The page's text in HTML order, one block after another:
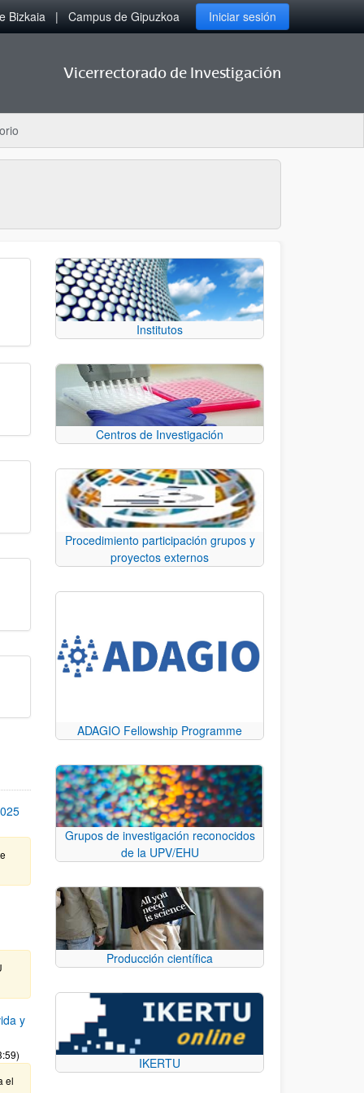
Bizkaia Campus de Gipuzkoa Iniciar sesión
Vicerrectorado de Investigación
y
el
Institutos
Centros de Investigación
Procedimiento participación grupos y
proyectos externos
ADAGIO Fellowship Programme
Grupos de investigación reconocidos
de la UPV/EHU
Producción científica
IKERTU